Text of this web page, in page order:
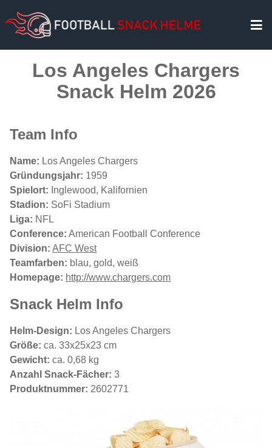
Los Angeles Chargers
Snack Helm 2026
Team Info
Name: Los Angeles Chargers
Gründungsjahr: 1959
Spielort: Inglewood, Kalifornien
Stadion: SoFi Stadium
Liga: NFL
Conference: American Football Conference
Division: AFC West
Teamfarben: blau, gold, weiß
Homepage: http://www.chargers.com
Snack Helm Info
Helm-Design: Los Angeles Chargers
Größe: ca. 33x25x23 cm
Gewicht: ca. 0,68 kg
Anzahl Snack-Fächer: 3
Produktnummer: 2602771